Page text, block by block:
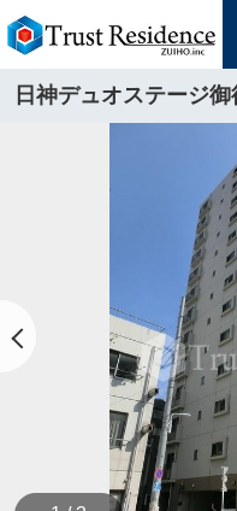
日神デュオステージ